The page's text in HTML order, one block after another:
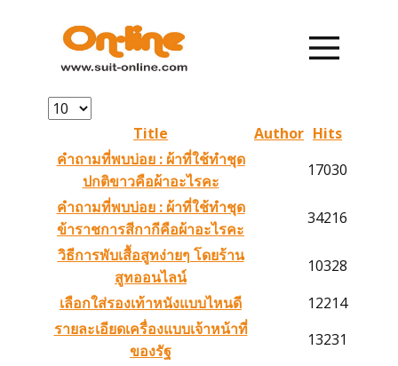
หน้าแรก
รายการสินค้า
การสั่งซื้อ
การชำระเงิน
เกี่ยวกับเรา
ข่าวสาร
Title Author Hits
คำถามที่พบบ่อย : ผ้าที่ใช้ทำชุด
ปกติขาวคือผ้าอะไรคะ
17030
คำถามที่พบบ่อย : ผ้าที่ใช้ทำชุด
ข้าราชการสีกากีคือผ้าอะไรคะ
34216
วิธีการพับเสื้อสูทง่ายๆ โดยร้าน
สูทออนไลน์
10328
เลือกใส่รองเท้าหนังแบบไหนดี
12214
รายละเอียดเครื่องแบบเจ้าหน้าที่
ของรัฐ
13231